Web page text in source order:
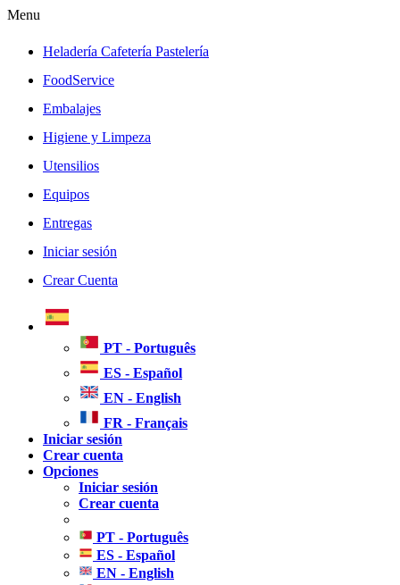
Menu
Heladería Cafetería Pastelería
FoodService
Embalajes
Higiene y Limpeza
Utensilios
Equipos
Entregas
Iniciar sesión
Crear Cuenta
PT - Português
ES - Español
EN - English
FR - Français
Iniciar sesión
Crear cuenta
Opciones
Iniciar sesión
Crear cuenta
PT - Português
ES - Español
EN - English